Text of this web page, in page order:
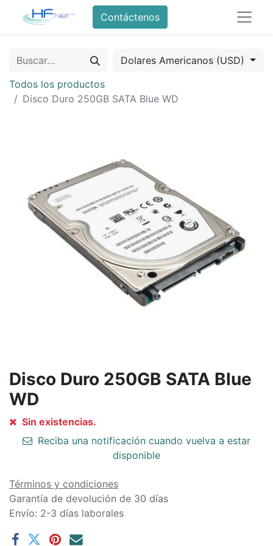
Contáctenos
Dolares Americanos (USD)
Todos los productos
Disco Duro 250GB SATA Blue WD
Disco Duro 250GB SATA Blue
WD
Sin existencias.
Reciba una notificación cuando vuelva a estar
disponible
Términos y condiciones
Garantía de devolución de 30 días
Envío: 2-3 días laborales